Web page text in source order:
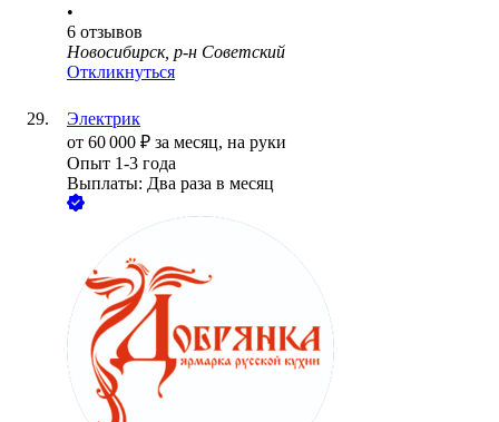
•
6 отзывов
Новосибирск, р-н Советский
Откликнуться
Электрик
от 60 000 ₽ за месяц, на руки
Опыт 1-3 года
Выплаты: Два раза в месяц